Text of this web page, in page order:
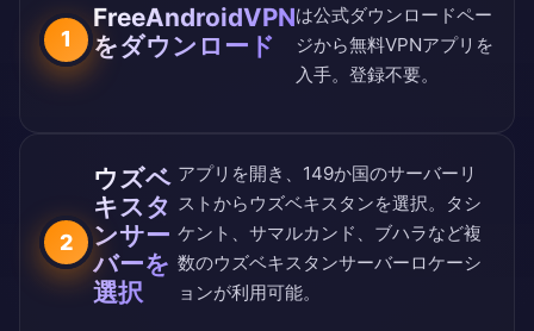
1
FreeAndroidVPN
をダウンロード
は公式ダウンロードペー
ジから無料VPNアプリを
入手。登録不要。
2
ウズベ
キスタ
ンサー
バーを
選択
アプリを開き、 149か国のサーバーリ
ストからウズベキスタンを選択。タシ
ケント、サマルカンド、ブハラなど複
数のウズベキスタンサーバーロケーシ
ョンが利用可能。